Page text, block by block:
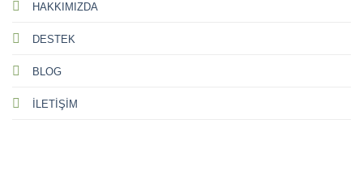
HAKKIMIZDA
DESTEK
BLOG
İLETİŞİM